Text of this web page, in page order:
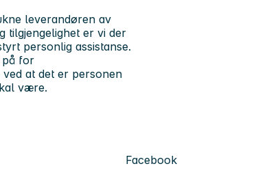
leverandøren av
tilgjengelighet er vi der
personlig assistanse.
på for
at det er personen
være.
Facebook